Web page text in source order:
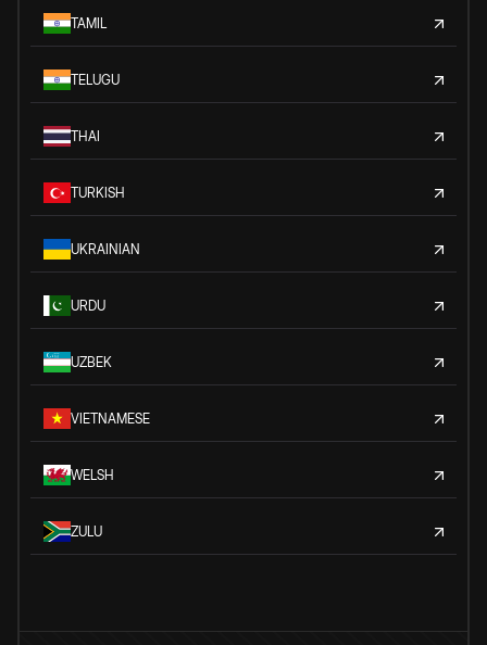
TAMIL
TELUGU
THAI
TURKISH
UKRAINIAN
URDU
UZBEK
VIETNAMESE
WELSH
ZULU